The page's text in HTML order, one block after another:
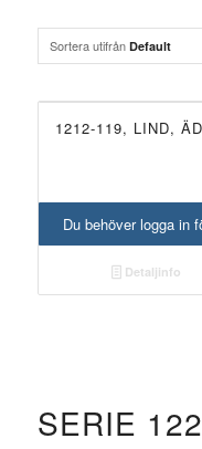
Sortera utifrån Default
1212-119, LIND,
Du behöver logga in
Detaljinfo
SERIE